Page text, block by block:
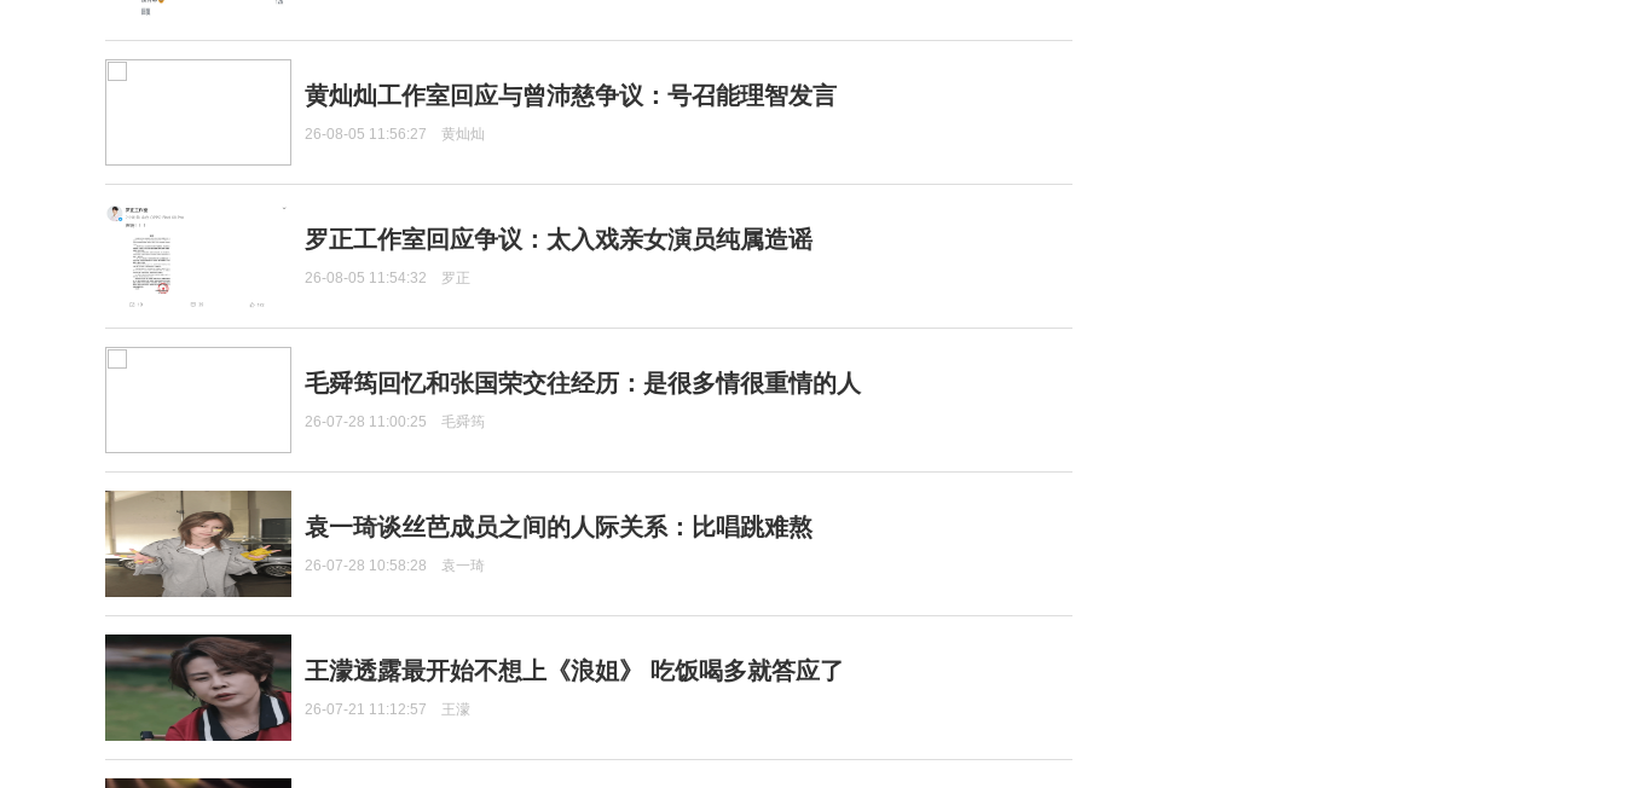
黄灿灿工作室回应与曾沛慈争议：号召能理智发言
26-08-05 11:56:27 黄灿灿
罗正工作室回应争议：太入戏亲女演员纯属造谣
26-08-05 11:54:32 罗正
毛舜筠回忆和张国荣交往经历：是很多情很重情的人
26-07-28 11:00:25 毛舜筠
袁一琦谈丝芭成员之间的人际关系：比唱跳难熬
26-07-28 10:58:28 袁一琦
王濛透露最开始不想上《浪姐》 吃饭喝多就答应了
26-07-21 11:12:57 王濛